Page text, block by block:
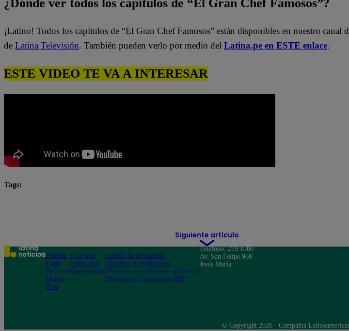
¿Dónde ver todos los capítulos de “El Gran Chef Famosos”?
¡Latino! Todos los capítulos de “El Gran Chef Famosos” están disponibles en nuestro canal
de Latina Televisión. También pueden verlo por medio del Latina.pe en ESTE enlace.
ESTE VIDEO TE VA A INTERESAR
Tags:
Siguiente artículo
Política
Lima
Deportes
Mundo
Perú
Te ayudo
Tendencias
Espectáculos
Política de privacidad
Términos y condiciones
Términos y condiciones aplicación
Términos y Condiciones APP
Teléfono: 219 1000
Av. San Felipe 968
Jesús María
© Copyright 2026 - Compañía